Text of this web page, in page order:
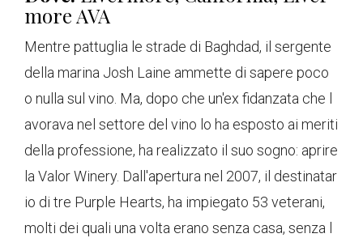
more AVA
Mentre pattuglia le strade di Baghdad, il sergente
della marina Josh Laine ammette di sapere poco
o nulla sul vino. Ma, dopo che un'ex fidanzata che l
avorava nel settore del vino lo ha esposto ai meriti
della professione, ha realizzato il suo sogno: aprire
la Valor Winery. Dall'apertura nel 2007, il destinatar
io di tre Purple Hearts, ha impiegato 53 veterani,
molti dei quali una volta erano senza casa, senza l